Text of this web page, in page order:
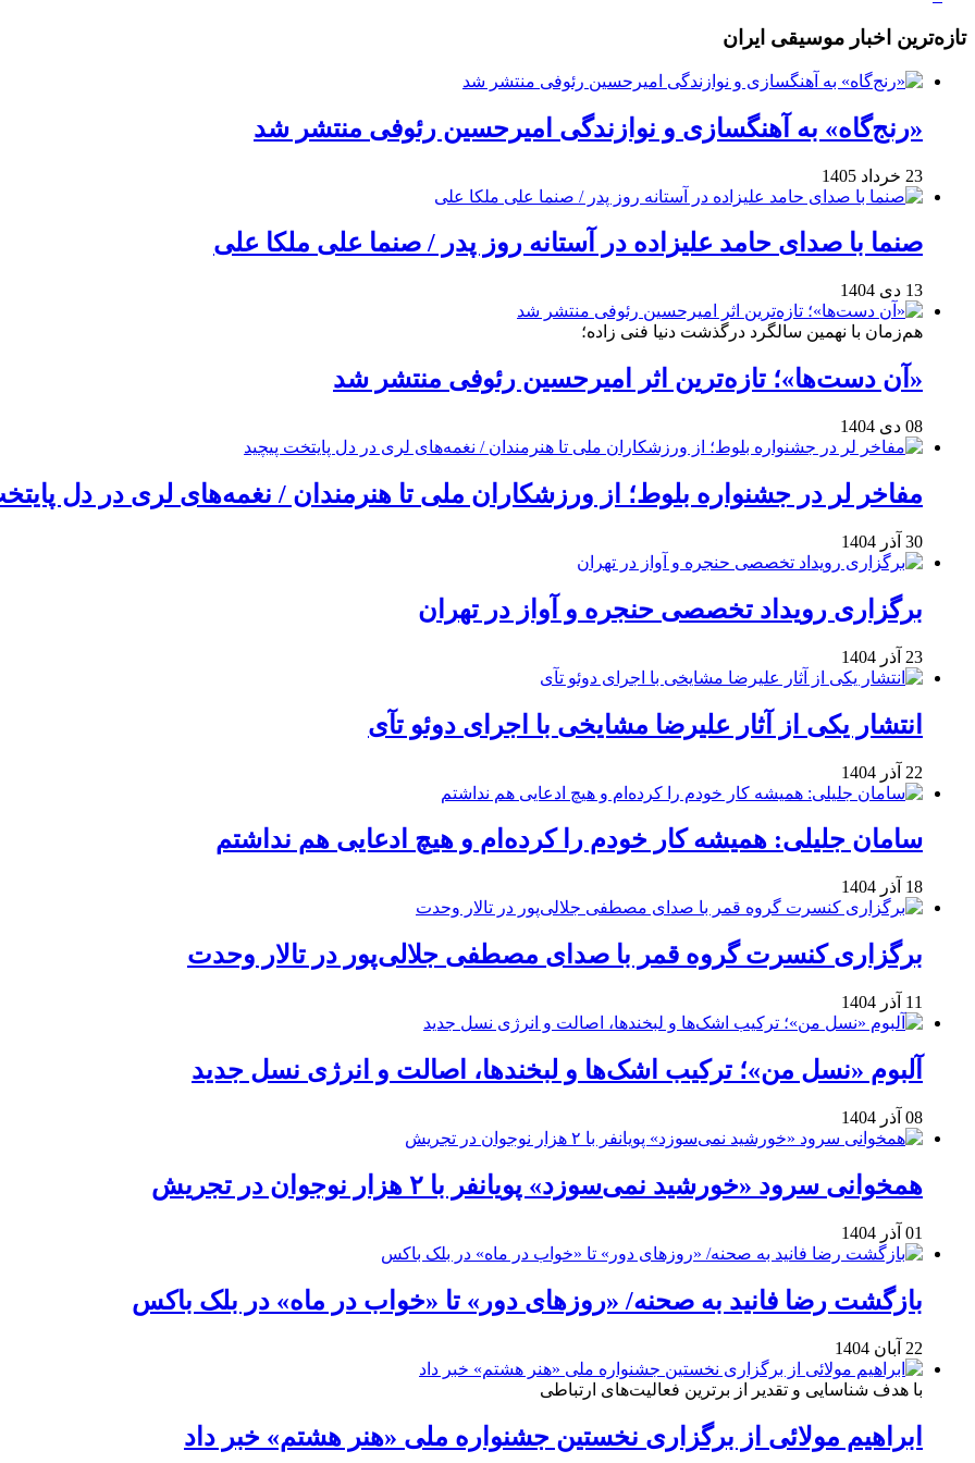
تازه‌ترین اخبار موسیقی ایران
«رنج‌گاه» به آهنگسازی و نوازندگی امیرحسین رئوفی منتشر شد
23 خرداد 1405
صنما با صدای حامد علیزاده در آستانه روز پدر / صنما علی ملکا علی
13 دی 1404
هم‌زمان با نهمین سالگرد درگذشت دنیا فنی زاده؛
«آن دست‌ها»؛ تازه‌ترین اثر امیرحسین رئوفی منتشر شد
08 دی 1404
مفاخر لر در جشنواره بلوط؛ از ورزشکاران ملی تا هنرمندان / نغمه‌های لری در دل
30 آذر 1404
برگزاری رویداد تخصصی حنجره و آواز در تهران
23 آذر 1404
انتشار یکی از آثار علیرضا مشایخی با اجرای دوئو تآی
22 آذر 1404
سامان جلیلی: همیشه کار خودم را کرده‌ام و هیچ ادعایی هم نداشتم
18 آذر 1404
برگزاری کنسرت گروه قمر با صدای مصطفی جلالی‌پور در تالار وحدت
11 آذر 1404
آلبوم «نسل من»؛ ترکیب اشک‌ها و لبخندها، اصالت و انرژی نسل جدید
08 آذر 1404
همخوانی سرود «خورشید نمی‌سوزد» پویانفر با ۲ هزار نوجوان در تجریش
01 آذر 1404
بازگشت رضا فانید به صحنه/ «روزهای دور» تا «خواب در ماه» در بلک باکس
22 آبان 1404
با هدف شناسایی و تقدیر از برترین فعالیت‌های ارتباطی
ابراهیم مولائی از برگزاری نخستین جشنواره ملی «هنر هشتم» خبر داد